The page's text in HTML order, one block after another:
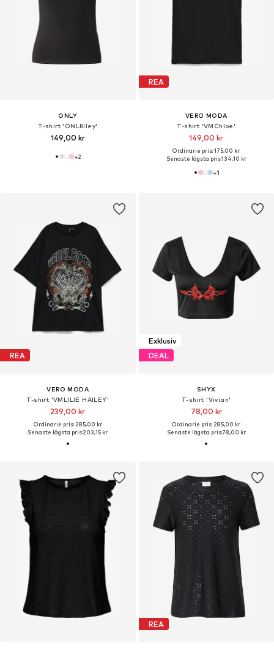
ONLY
T-shirt 'ONLRiley'
149,00 kr
+2
REA
VERO MODA
T-shirt 'VMChloe'
149,00 kr
Ordinarie pris: 175,00 kr
Senaste lägsta pris:134,10 kr
+1
REA
VERO MODA
T-shirt 'VMLILIE HAILEY'
239,00 kr
Ordinarie pris: 285,00 kr
Senaste lägsta pris:203,15 kr
Exklusiv
DEAL
SHYX
T-shirt 'Vivian'
78,00 kr
Ordinarie pris: 285,00 kr
Senaste lägsta pris:78,00 kr
REA